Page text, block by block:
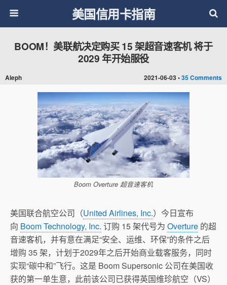
美国信用卡指南
2021-06-03 •35 Comments
BOOM！美联航决定购买 15 架超音速客机 将于
2029 年开始服役
Aleph
Boom Overture 超音速客机
美国联合航空公司（United Airlines, Inc.）今日宣布
向 Boom Technology, Inc. 订购 15 架代号为 Overture 的超
音速客机，并有意在满足“安全、运维、环保”的条件之后
增购 35 架，计划于2029年之后开始商业载客服务，同时
实现“碳中和”飞行。这是 Boom Supersonic 公司在美国收
获的第一单生意，此前该公司已获得英国维珍航空（VS）